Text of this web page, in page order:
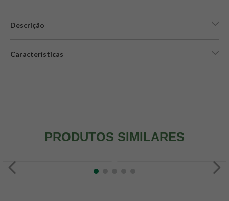
Descrição
Características
PRODUTOS SIMILARES